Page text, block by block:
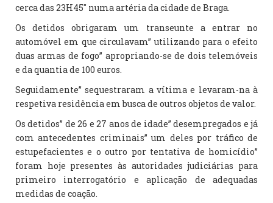
cerca das 23H45″ numa artéria da cidade de Braga.
Os detidos obrigaram um transeunte a entrar no
automóvel em que circulavam” utilizando para o efeito
duas armas de fogo” apropriando-se de dois telemóveis
e da quantia de 100 euros.
Seguidamente” sequestraram a vítima e levaram-na à
respetiva residência em busca de outros objetos de valor.
Os detidos” de 26 e 27 anos de idade” desempregados e já
com antecedentes criminais” um deles por tráfico de
estupefacientes e o outro por tentativa de homicídio”
foram hoje presentes às autoridades judiciárias para
primeiro interrogatório e aplicação de adequadas
medidas de coação.